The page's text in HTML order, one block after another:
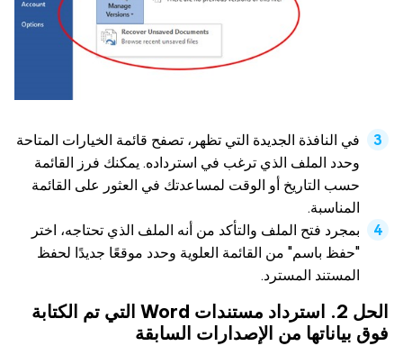
في النافذة الجديدة التي تظهر، تصفح قائمة الخيارات المتاحة
وحدد الملف الذي ترغب في استرداده. يمكنك فرز القائمة
حسب التاريخ أو الوقت لمساعدتك في العثور على القائمة
المناسبة.
بمجرد فتح الملف والتأكد من أنه الملف الذي تحتاجه، اختر
"حفظ باسم" من القائمة العلوية وحدد موقعًا جديدًا لحفظ
المستند المسترد.
الحل 2. استرداد مستندات Word التي تم الكتابة
فوق بياناتها من الإصدارات السابقة